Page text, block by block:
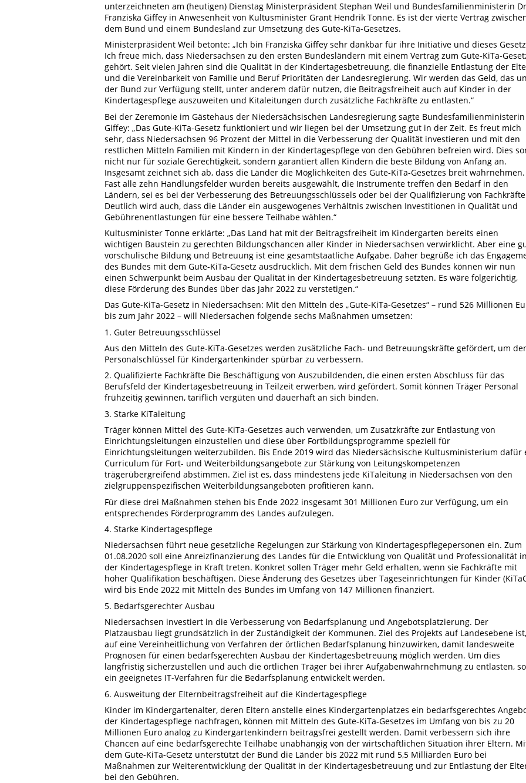
unterzeichneten am (heutigen) Dienstag Ministerpräsident Stephan Weil und Bundesfamilienministerin
Franziska Giffey in Anwesenheit von Kultusminister Grant Hendrik Tonne. Es ist der vierte Vertrag
dem Bund und einem Bundesland zur Umsetzung des Gute-KiTa-Gesetzes.
Ministerpräsident Weil betonte: „Ich bin Franziska Giffey sehr dankbar für ihre Initiative und dieses
Ich freue mich, dass Niedersachsen zu den ersten Bundesländern mit einem Vertrag zum Gute-KiTa-
gehört. Seit vielen Jahren sind die Qualität in der Kindertagesbetreuung, die finanzielle Entlastung der
und die Vereinbarkeit von Familie und Beruf Prioritäten der Landesregierung. Wir werden das Geld, das
der Bund zur Verfügung stellt, unter anderem dafür nutzen, die Beitragsfreiheit auch auf Kinder in der
Kindertagespflege auszuweiten und Kitaleitungen durch zusätzliche Fachkräfte zu entlasten.“
Bei der Zeremonie im Gästehaus der Niedersächsischen Landesregierung sagte Bundesfamilienministerin
Giffey: „Das Gute-KiTa-Gesetz funktioniert und wir liegen bei der Umsetzung gut in der Zeit. Es freut mich
sehr, dass Niedersachsen 96 Prozent der Mittel in die Verbesserung der Qualität investieren und mit den
restlichen Mitteln Familien mit Kindern in der Kindertagespflege von den Gebühren befreien wird. Dies
nicht nur für soziale Gerechtigkeit, sondern garantiert allen Kindern die beste Bildung von Anfang an.
Insgesamt zeichnet sich ab, dass die Länder die Möglichkeiten des Gute-KiTa-Gesetzes breit wahrnehmen.
Fast alle zehn Handlungsfelder wurden bereits ausgewählt, die Instrumente treffen den Bedarf in den
Ländern, sei es bei der Verbesserung des Betreuungsschlüssels oder bei der Qualifizierung von
Deutlich wird auch, dass die Länder ein ausgewogenes Verhältnis zwischen Investitionen in Qualität und
Gebührenentlastungen für eine bessere Teilhabe wählen.“
Kultusminister Tonne erklärte: „Das Land hat mit der Beitragsfreiheit im Kindergarten bereits einen
wichtigen Baustein zu gerechten Bildungschancen aller Kinder in Niedersachsen verwirklicht. Aber eine
vorschulische Bildung und Betreuung ist eine gesamtstaatliche Aufgabe. Daher begrüße ich das
des Bundes mit dem Gute-KiTa-Gesetz ausdrücklich. Mit dem frischen Geld des Bundes können wir nun
einen Schwerpunkt beim Ausbau der Qualität in der Kindertagesbetreuung setzten. Es wäre folgerichtig,
diese Förderung des Bundes über das Jahr 2022 zu verstetigen.“
Das Gute-KiTa-Gesetz in Niedersachsen: Mit den Mitteln des „Gute-KiTa-Gesetzes“ – rund 526 Millionen
bis zum Jahr 2022 – will Niedersachen folgende sechs Maßnahmen umsetzen:
1. Guter Betreuungsschlüssel
Aus den Mitteln des Gute-KiTa-Gesetzes werden zusätzliche Fach- und Betreuungskräfte gefördert, um
Personalschlüssel für Kindergartenkinder spürbar zu verbessern.
2. Qualifizierte Fachkräfte Die Beschäftigung von Auszubildenden, die einen ersten Abschluss für das
Berufsfeld der Kindertagesbetreuung in Teilzeit erwerben, wird gefördert. Somit können Träger Personal
frühzeitig gewinnen, tariflich vergüten und dauerhaft an sich binden.
3. Starke KiTaleitung
Träger können Mittel des Gute-KiTa-Gesetzes auch verwenden, um Zusatzkräfte zur Entlastung von
Einrichtungsleitungen einzustellen und diese über Fortbildungsprogramme speziell für
Einrichtungsleitungen weiterzubilden. Bis Ende 2019 wird das Niedersächsische Kultusministerium dafür
Curriculum für Fort- und Weiterbildungsangebote zur Stärkung von Leitungskompetenzen
trägerübergreifend abstimmen. Ziel ist es, dass mindestens jede KiTaleitung in Niedersachsen von den
zielgruppenspezifischen Weiterbildungsangeboten profitieren kann.
Für diese drei Maßnahmen stehen bis Ende 2022 insgesamt 301 Millionen Euro zur Verfügung, um ein
entsprechendes Förderprogramm des Landes aufzulegen.
4. Starke Kindertagespflege
Niedersachsen führt neue gesetzliche Regelungen zur Stärkung von Kindertagespflegepersonen ein. Zum
01.08.2020 soll eine Anreizfinanzierung des Landes für die Entwicklung von Qualität und Professionalität in
der Kindertagespflege in Kraft treten. Konkret sollen Träger mehr Geld erhalten, wenn sie Fachkräfte mit
hoher Qualifikation beschäftigen. Diese Änderung des Gesetzes über Tageseinrichtungen für Kinder
wird bis Ende 2022 mit Mitteln des Bundes im Umfang von 147 Millionen finanziert.
5. Bedarfsgerechter Ausbau
Niedersachsen investiert in die Verbesserung von Bedarfsplanung und Angebotsplatzierung. Der
Platzausbau liegt grundsätzlich in der Zuständigkeit der Kommunen. Ziel des Projekts auf Landesebene ist,
auf eine Vereinheitlichung von Verfahren der örtlichen Bedarfsplanung hinzuwirken, damit landesweite
Prognosen für einen bedarfsgerechten Ausbau der Kindertagesbetreuung möglich werden. Um dies
langfristig sicherzustellen und auch die örtlichen Träger bei ihrer Aufgabenwahrnehmung zu entlasten,
ein geeignetes IT-Verfahren für die Bedarfsplanung entwickelt werden.
6. Ausweitung der Elternbeitragsfreiheit auf die Kindertagespflege
Kinder im Kindergartenalter, deren Eltern anstelle eines Kindergartenplatzes ein bedarfsgerechtes
der Kindertagespflege nachfragen, können mit Mitteln des Gute-KiTa-Gesetzes im Umfang von bis zu 20
Millionen Euro analog zu Kindergartenkindern beitragsfrei gestellt werden. Damit verbessern sich ihre
Chancen auf eine bedarfsgerechte Teilhabe unabhängig von der wirtschaftlichen Situation ihrer Eltern.
dem Gute-KiTa-Gesetz unterstützt der Bund die Länder bis 2022 mit rund 5,5 Milliarden Euro bei
Maßnahmen zur Weiterentwicklung der Qualität in der Kindertagesbetreuung und zur Entlastung der
bei den Gebühren.